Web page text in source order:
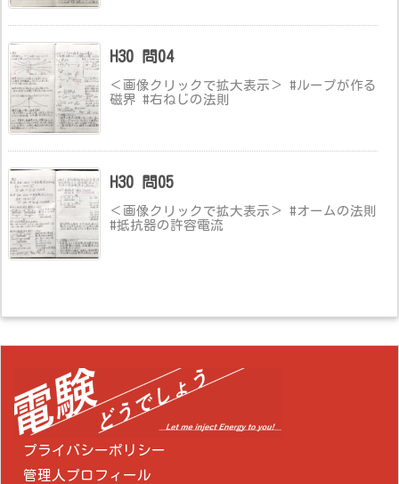
H30 問04
＜画像クリックで拡大表示＞ #ループが作る
磁界 #右ねじの法則
H30 問05
＜画像クリックで拡大表示＞ #オームの法則
#抵抗器の許容電流
プライバシーポリシー
管理人プロフィール